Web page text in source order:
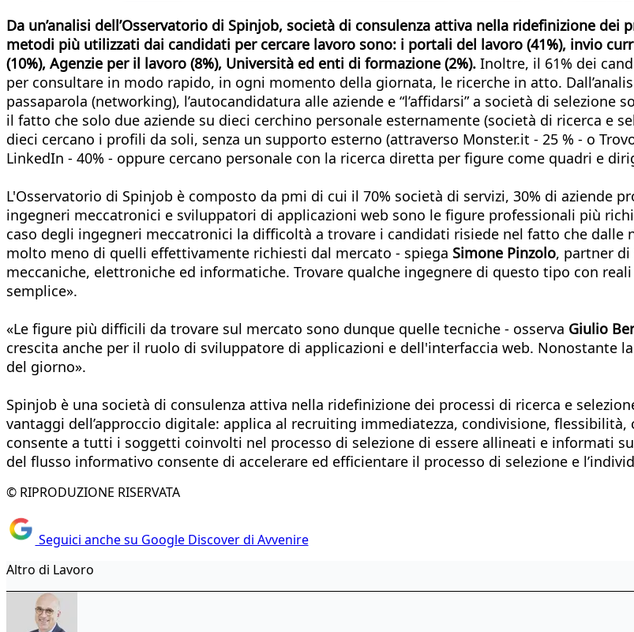
Da un’analisi dell’Osservatorio di Spinjob, società di consulenza attiva nella ridefinizione dei
metodi più utilizzati dai candidati per cercare lavoro sono: i portali del lavoro (41%), invio
(10%), Agenzie per il lavoro (8%), Università ed enti di formazione (2%). Inoltre, il 61% dei
per consultare in modo rapido, in ogni momento della giornata, le ricerche in atto.
passaparola (networking), l’autocandidatura alle aziende e “l’affidarsi” a società di selezione
il fatto che solo due aziende su dieci cerchino personale esternamente (società di ricerca e
dieci cercano i profili da soli, senza un supporto esterno (attraverso Monster.it - 25 % - o
LinkedIn - 40% - oppure cercano personale con la ricerca diretta per figure come quadri e
L'Osservatorio di Spinjob è composto da pmi di cui il 70% società di servizi, 30% di aziende
ingegneri meccatronici e sviluppatori di applicazioni web sono le figure professionali più
caso degli ingegneri meccatronici la difficoltà a trovare i candidati risiede nel fatto che
molto meno di quelli effettivamente richiesti dal mercato - spiega Simone Pinzolo, partner di
meccaniche, elettroniche ed informatiche. Trovare qualche ingegnere di questo tipo con
semplice».
«Le figure più difficili da trovare sul mercato sono dunque quelle tecniche - osserva Giulio
crescita anche per il ruolo di sviluppatore di applicazioni e dell'interfaccia web. Nonostante
del giorno».
Spinjob è una società di consulenza attiva nella ridefinizione dei processi di ricerca e
vantaggi dell’approccio digitale: applica al recruiting immediatezza, condivisione,
consente a tutti i soggetti coinvolti nel processo di selezione di essere allineati e informati
del flusso informativo consente di accelerare ed efficientare il processo di selezione e
© RIPRODUZIONE RISERVATA
Seguici anche su Google Discover di Avvenire
Altro di Lavoro